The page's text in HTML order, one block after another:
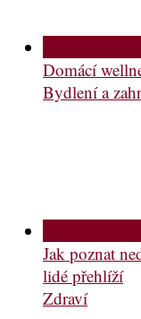
Domácí
Bydlení a
Jak poznat
lidé přehlíží
Zdraví